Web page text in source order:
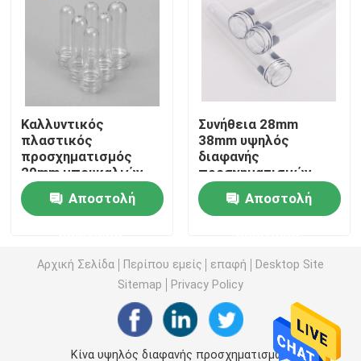
Πλαστικό μπουκάλι σάλτσας συμπιέσεων
Καθαριστικό μπουκάλι πλυντηρίων
Φυτοφάρμακα που συσκευάζουν τα μπουκάλια
Βάζο μπισκότων καραμελών
Πλαστικά μπουκάλια καρυκευμάτων
Καλλυντικός
πλαστικός
προσχηματισμός
20mm μπουκαλιών
προσχηματισμός
24mm 28mm PET
Αποστολή
Συνήθεια 28mm
38mm υψηλός
διαφανής
προσχηματισμών
μπουκαλιών λαιμών
πλαστικόςΑποστολή
Αρχική Σελίδα Περίπου εμείς επαφή
Desktop Site
Sitemap
Privacy Policy
Κίνα υψηλός διαφανής προσχηματισμών